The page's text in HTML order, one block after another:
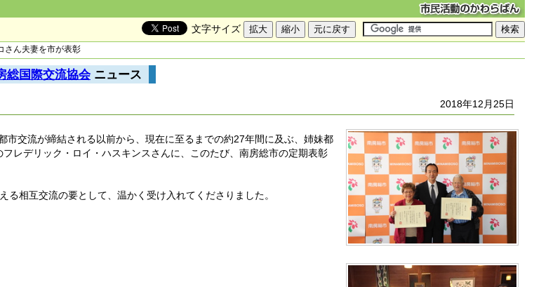
文字サイズ
さん夫妻を市が表彰
総国際交流協会ニュース
2018年12月25日
交流が締結される以前から、現在に至るまでの約27年間に及ぶ、姉妹都
レデリック・ロイ・ハスキンスさんに、このたび、南房総市の定期表彰
相互交流の要として、温かく受け入れてくださりました。